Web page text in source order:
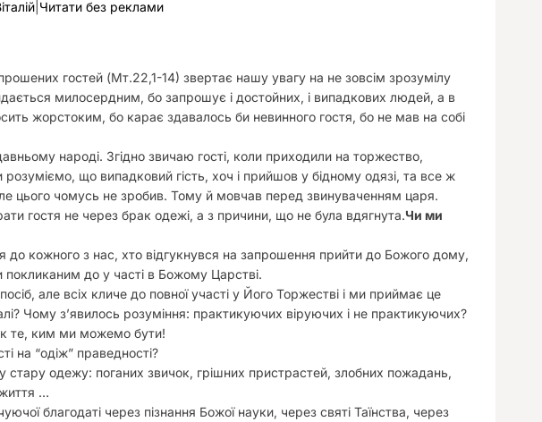
Читати без реклами
гостей (Мт.22,1-14) звертає нашу увагу на не зовсім зрозумілу
милосердним, бо запрошує і достойних, і випадкових людей, а в
жорстоким, бо карає здавалось би невинного гостя, бо не мав на собі
народі. Згідно звичаю гості, коли приходили на торжество,
що випадковий гість, хоч і прийшов у бідному одязі, та все ж
цього чомусь не зробив. Тому й мовчав перед звинуваченням царя.
гостя не через брак одежі, а з причини, що не була вдягнута.Чи ми
до кожного з нас, хто відгукнувся на запрошення прийти до Божого дому,
до у часті в Божому Царстві.
але всіх кличе до повної участі у Його Торжестві і ми приймає це
Чому з’явилось розуміння: практикуючих віруючих і не практикуючих?
те, ким ми можемо бути!
на “одіж” праведності?
одежу: поганих звичок, грішних пристрастей, злобних пожадань,
…
благодаті через пізнання Божої науки, через святі Таїнства, через